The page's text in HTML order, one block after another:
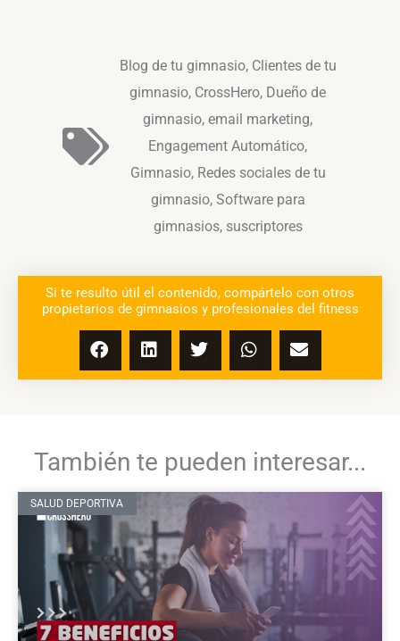
Blog de tu gimnasio, Clientes de tu
gimnasio, CrossHero, Dueño de
gimnasio, email marketing,
Engagement Automático,
Gimnasio, Redes sociales de tu
gimnasio, Software para
gimnasios, suscriptores
Si te resulto útil el contenido, compártelo con otros
propietarios de gimnasios y profesionales del fitness
También te pueden interesar...
SALUD DEPORTIVA